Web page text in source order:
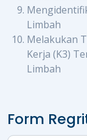
Limbah
Melakukan
Kerja (K3)
Limbah
Form